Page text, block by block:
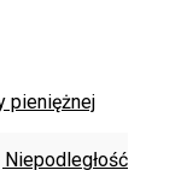
pieniężnej